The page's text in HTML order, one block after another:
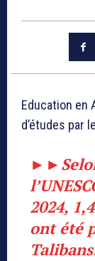
Education en
d’études par
►►
2024,
ont été